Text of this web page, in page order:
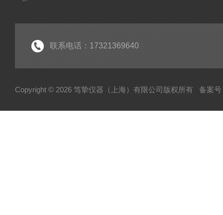
联系电话：17321369640
Copyright © 2026 笃挚仪器（上海）有限公司版权所有 备案号